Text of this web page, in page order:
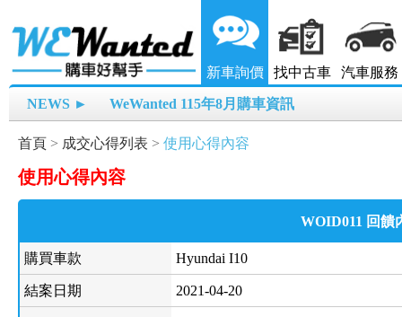
新車詢價 找中古車 汽車服務
NEWS ► WeWanted 115年8月購車資訊
首頁 > 成交心得列表 > 使用心得內容
使用心得內容
WOID011 回饋
購買車款 Hyundai I10
結案日期 2021-04-20